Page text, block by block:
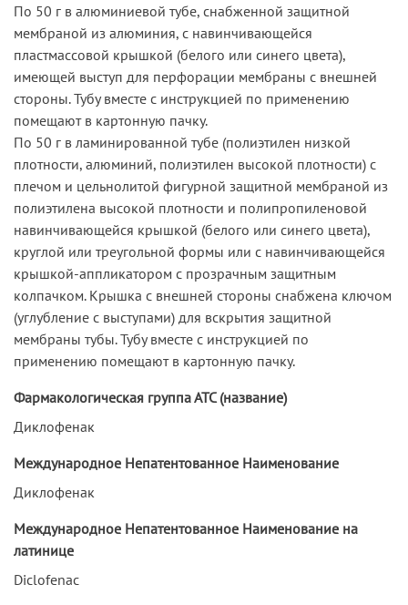
По 50 г в алюминиевой тубе, снабженной защитной
мембраной из алюминия, с навинчивающейся
пластмассовой крышкой (белого или синего цвета),
имеющей выступ для перфорации мембраны с внешней
стороны. Тубу вместе с инструкцией по применению
помещают в картонную пачку.
По 50 г в ламинированной тубе (полиэтилен низкой
плотности, алюминий, полиэтилен высокой плотности) с
плечом и цельнолитой фигурной защитной мембраной из
полиэтилена высокой плотности и полипропиленовой
навинчивающейся крышкой (белого или синего цвета),
круглой или треугольной формы или с навинчивающейся
крышкой-аппликатором с прозрачным защитным
колпачком. Крышка с внешней стороны снабжена ключом
(углубление с выступами) для вскрытия защитной
мембраны тубы. Тубу вместе с инструкцией по
применению помещают в картонную пачку.
Фармакологическая группа АТС (название)
Диклофенак
Международное Непатентованное Наименование
Диклофенак
Международное Непатентованное Наименование на
латинице
Diclofenac